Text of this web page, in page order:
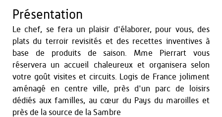
Présentation
Le chef, se fera un plaisir d'élaborer, pour vous, des
plats du terroir revisités et des recettes inventives à
base de produits de saison. Mme Pierrart vous
réservera un accueil chaleureux et organisera selon
votre goût visites et circuits. Logis de France joliment
aménagé en centre ville, près d'un parc de loisirs
dédiés aux familles, au cœur du Pays du maroilles et
près de la source de la Sambre